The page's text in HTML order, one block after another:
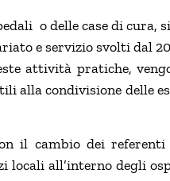
o delle case di cura,
e servizio svolti dal
attività pratiche,
alla condivisione delle
il cambio dei
all’interno degli